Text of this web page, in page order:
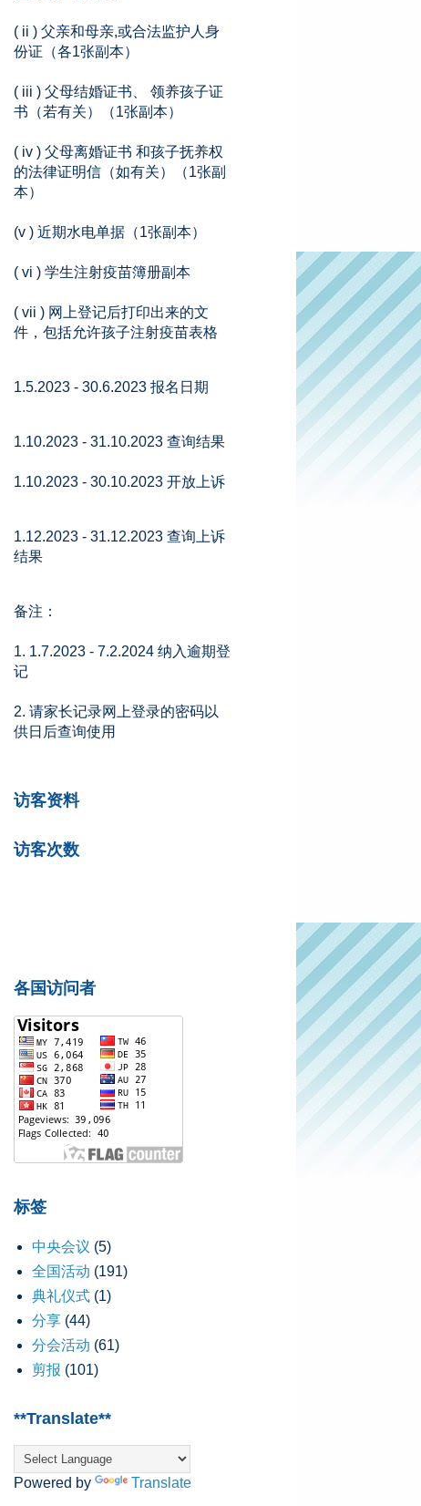
( ii ) 父亲和母亲,或合法监护人身
份证（各1张副本）
( iii ) 父母结婚证书、 领养孩子证
书（若有关）（1张副本）
( iv ) 父母离婚证书 和孩子抚养权
的法律证明信（如有关）（1张副
本）
(v ) 近期水电单据（1张副本）
( vi ) 学生注射疫苗簿册副本
( vii ) 网上登记后打印出来的文
件，包括允许孩子注射疫苗表格
1.5.2023 - 30.6.2023 报名日期
1.10.2023 - 31.10.2023 查询结果
1.10.2023 - 30.10.2023 开放上诉
1.12.2023 - 31.12.2023 查询上诉
结果
备注：
1. 1.7.2023 - 7.2.2024 纳入逾期登
记
2. 请家长记录网上登录的密码以
供日后查询使用
访客资料
访客次数
各国访问者
标签
中央会议 (5)
全国活动 (191)
典礼仪式 (1)
分享 (44)
分会活动 (61)
剪报 (101)
**Translate**
Powered by Translate